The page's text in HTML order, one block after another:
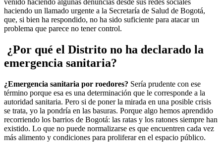
venido haciendo algunas denuncias desde sus redes sociales
haciendo un llamado urgente a la Secretaría de Salud de Bogotá,
que, si bien ha respondido, no ha sido suficiente para atacar un
problema que parece no tener control.
¿Por qué el Distrito no ha declarado la
emergencia sanitaria?
¿Emergencia sanitaria por roedores? Sería prudente con ese
término porque esa es una determinación que le corresponde a la
autoridad sanitaria. Pero si de poner la mirada en una posible crisis
se trata, yo la pondría en las basuras. Porque algo hemos aprendido
recorriendo los barrios de Bogotá: las ratas y los ratones siempre han
existido. Lo que no puede normalizarse es que encuentren cada vez
más alimento y condiciones para proliferar en el espacio público.